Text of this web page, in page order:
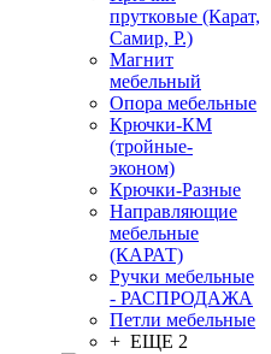
прутковые (Карат,
Самир, Р.)
Магнит
мебельный
Опора мебельные
Крючки-КМ
(тройные-
эконом)
Крючки-Разные
Направляющие
мебельные
(КАРАТ)
Ручки мебельные
- РАСПРОДАЖА
Петли мебельные
+ ЕЩЕ 2